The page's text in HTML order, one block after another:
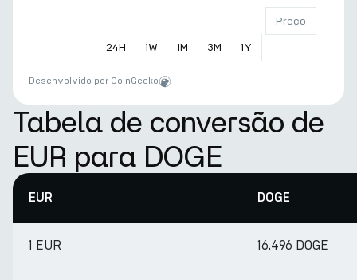
24H 1W 1M 3M 1Y
Preço
Desenvolvido por CoinGecko
Tabela de conversão de
EUR para DOGE
EUR DOGE
1 EUR 16.496 DOGE